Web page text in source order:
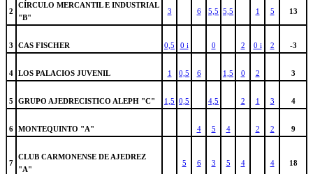
2
CÍRCULO MERCANTIL E INDUSTRIAL
"B"
3 6 5,5 5,5 1 5 13
3 CAS FISCHER 0,5 0 i 0 2 0 i 2 -3
4 LOS PALACIOS JUVENIL 1 0,5 6 1,5 0 2 3
5 GRUPO AJEDRECISTICO ALEPH "C" 1,5 0,5 4,5 2 1 3 4
6 MONTEQUINTO "A" 4 5 4 2 2 9
7
CLUB CARMONENSE DE AJEDREZ
"A"
5 6 3 5 4 4 18